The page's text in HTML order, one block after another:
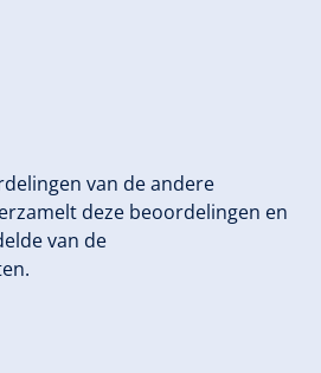
van de andere
deze beoordelingen en
van de